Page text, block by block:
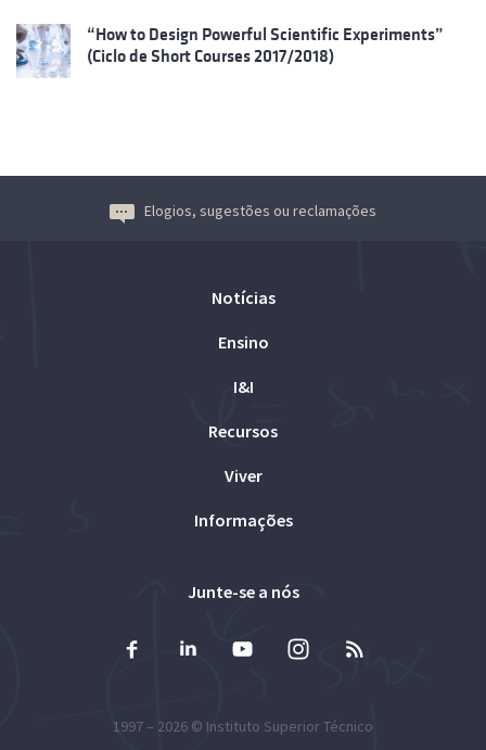
“How to Design Powerful Scientific Experiments”
(Ciclo de Short Courses 2017/2018)
Elogios, sugestões ou reclamações
Notícias
Ensino
I&I
Recursos
Viver
Informações
Junte-se a nós
1997 – 2026 © Instituto Superior Técnico